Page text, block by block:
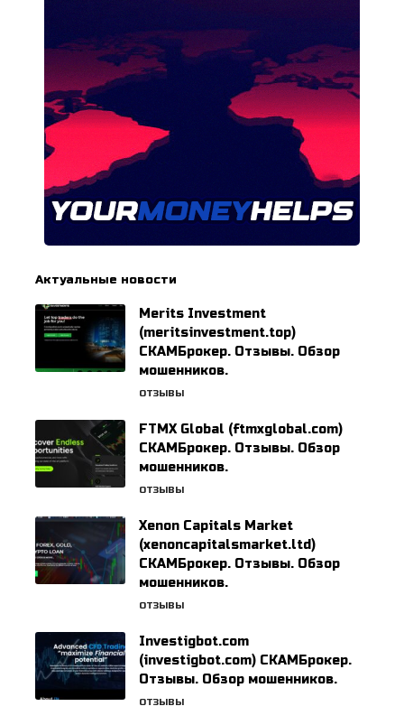
Актуальные новости
Merits Investment
(meritsinvestment.top)
СКАМБрокер. Отзывы. Обзор
мошенников.
ОТЗЫВЫ
FTMX Global (ftmxglobal.com)
СКАМБрокер. Отзывы. Обзор
мошенников.
ОТЗЫВЫ
Xenon Capitals Market
(xenoncapitalsmarket.ltd)
СКАМБрокер. Отзывы. Обзор
мошенников.
ОТЗЫВЫ
Investigbot.com
(investigbot.com) СКАМБрокер.
Отзывы. Обзор мошенников.
ОТЗЫВЫ